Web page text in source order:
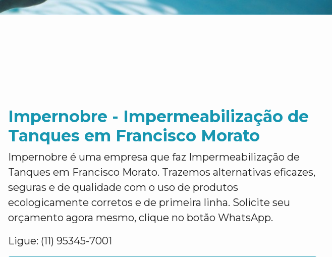
Impernobre - Impermeabilização de
Tanques em Francisco Morato
Impernobre é uma empresa que faz Impermeabilização de
Tanques em Francisco Morato. Trazemos alternativas eficazes,
seguras e de qualidade com o uso de produtos
ecologicamente corretos e de primeira linha. Solicite seu
orçamento agora mesmo, clique no botão WhatsApp.
Ligue: (11) 95345-7001